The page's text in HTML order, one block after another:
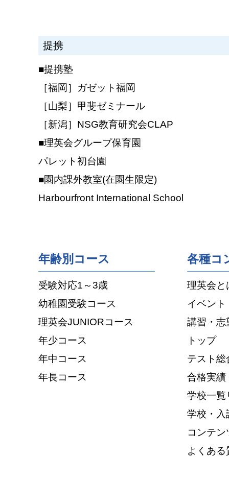
提携
■提携塾
［福岡］ガゼット福岡
［山梨］甲斐ゼミナール
［新潟］NSG教育研究会CLAP
■理英会グループ保育園
パレット初台園
■園内課外教室(在園生限定)
Harbourfront International School
年齢別コース
受験対応1～3歳
幼稚園受験コース
理英会JUNIORコース
年少コース
年中コース
年長コース
各種コ
理英会と
イベント
講習・志
トップ
テスト総
合格実績
学校一覧
学校・入
コンテン
よくある